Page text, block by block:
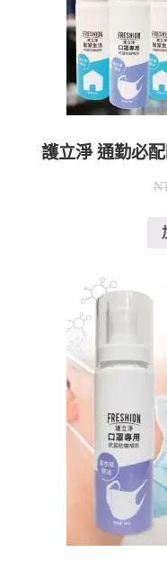
護立淨 通勤必